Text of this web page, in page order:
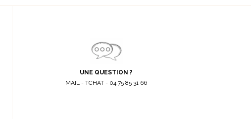
UNE QUESTION ?
MAIL - TCHAT - 04 75 85 31 66